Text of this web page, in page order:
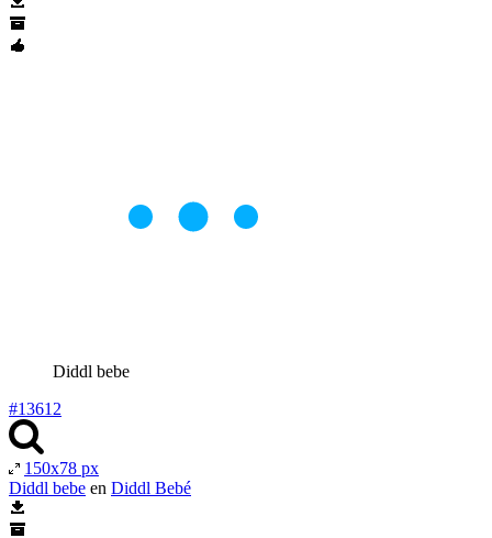
Diddl bebe
#13612
150x78 px
Diddl bebe en Diddl Bebé